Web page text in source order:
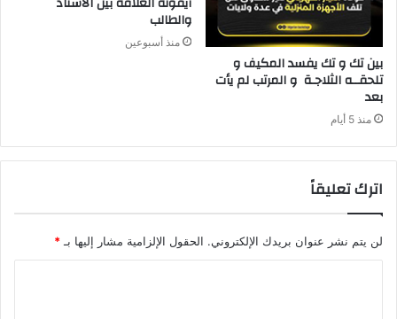
‬بعد‭ ‬
منذ 5 أيام
والطالب
منذ أسبوعين
اترك تعليقاً
لن يتم نشر عنوان بريدك الإلكتروني. الحقول الإلزامية مشار إليها بـ*